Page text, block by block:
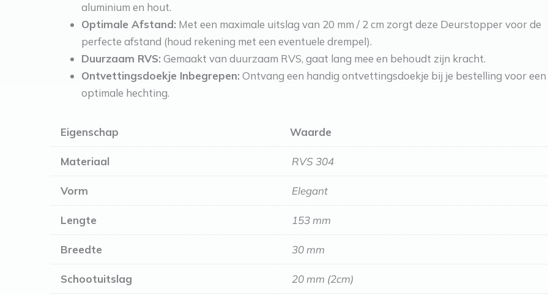
aluminium en hout.
Optimale Afstand: Met een maximale uitslag van 20 mm / 2 cm zorgt deze Deurstopper voor de
perfecte afstand (houd rekening met een eventuele drempel).
Duurzaam RVS: Gemaakt van duurzaam RVS, gaat lang mee en behoudt zijn kracht.
Ontvettingsdoekje Inbegrepen: Ontvang een handig ontvettingsdoekje bij je bestelling voor een
optimale hechting.
Eigenschap Waarde
Materiaal RVS 304
Vorm Elegant
Lengte 153 mm
Breedte 30 mm
Schootuitslag 20 mm (2cm)